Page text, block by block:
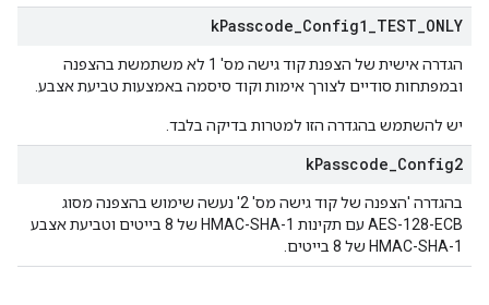
kPasscode Config1 TEST ONLY
הגדרה אישית של הצפנת קוד גישה מס' 1 לא משתמשת בהצפנה
ובמפתחות סודיים לצורך אימות וקוד סיסמה באמצעות טביעת אצבע.
יש להשתמש בהגדרה הזו למטרות בדיקה בלבד.
kPasscode Config2
בהגדרה 'הצפנה של קוד גישה מס' 2' נעשה שימוש בהצפנה מסוג
AES-128-ECB עם תקינות HMAC-SHA-1 של 8 בייטים וטביעת אצבע
HMAC-SHA-1 של 8 בייטים.